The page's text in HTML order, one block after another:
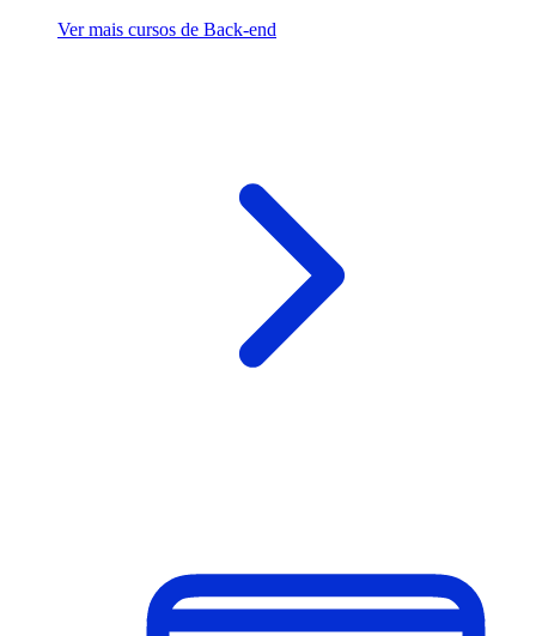
Ver mais cursos de Back-end